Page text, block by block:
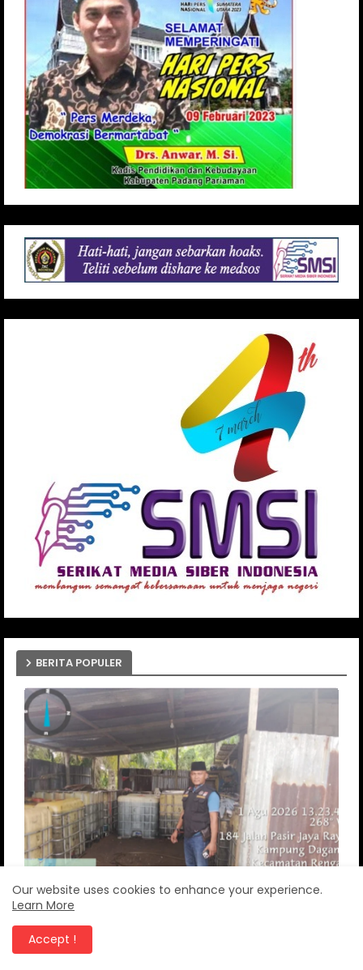
BERITA POPULER
Gudang Penimbunan Minyak Bersubsidi Di
Kelurahan Kampung dagang diminta Kapolres
Inhu bertindak tegas tangkap pemilik dan
Our website uses cookies to enhance your experience.
Learn More
Accept !